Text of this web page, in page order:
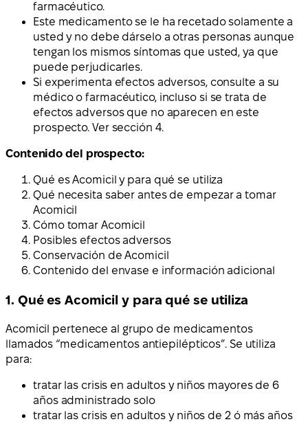
farmacéutico.
Este medicamento se le ha recetado solamente a
usted y no debe dárselo a otras personas aunque
tengan los mismos síntomas que usted, ya que
puede perjudicarles.
Si experimenta efectos adversos, consulte a su
médico o farmacéutico, incluso si se trata de
efectos adversos que no aparecen en este
prospecto. Ver sección 4.
Contenido del prospecto:
Qué es Acomicil y para qué se utiliza
Qué necesita saber antes de empezar a tomar
Acomicil
Cómo tomar Acomicil
Posibles efectos adversos
Conservación de Acomicil
Contenido del envase e información adicional
1. Qué es Acomicil y para qué se utiliza
Acomicil pertenece al grupo de medicamentos
llamados “medicamentos antiepilépticos”. Se utiliza
para:
tratar las crisis en adultos y niños mayores de 6
años administrado solo
tratar las crisis en adultos y niños de 2 ó más años